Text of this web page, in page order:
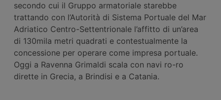
secondo cui il Gruppo armatoriale starebbe
trattando con l’Autorità di Sistema Portuale del Mar
Adriatico Centro-Settentrionale l’affitto di un’area
di 130mila metri quadrati e contestualmente la
concessione per operare come impresa portuale.
Oggi a Ravenna Grimaldi scala con navi ro-ro
dirette in Grecia, a Brindisi e a Catania.